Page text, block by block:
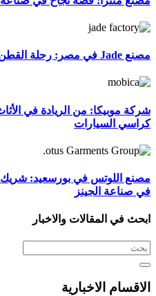
مصنع Jade في مصر: رحلة القطن المصري إلى المنتجات العالمية
شركة موبيكا: من الريادة في
كراسي السيارات
في صناعة الجينز
ابحث في المقالات والاخبار
الاقسام الاخبارية